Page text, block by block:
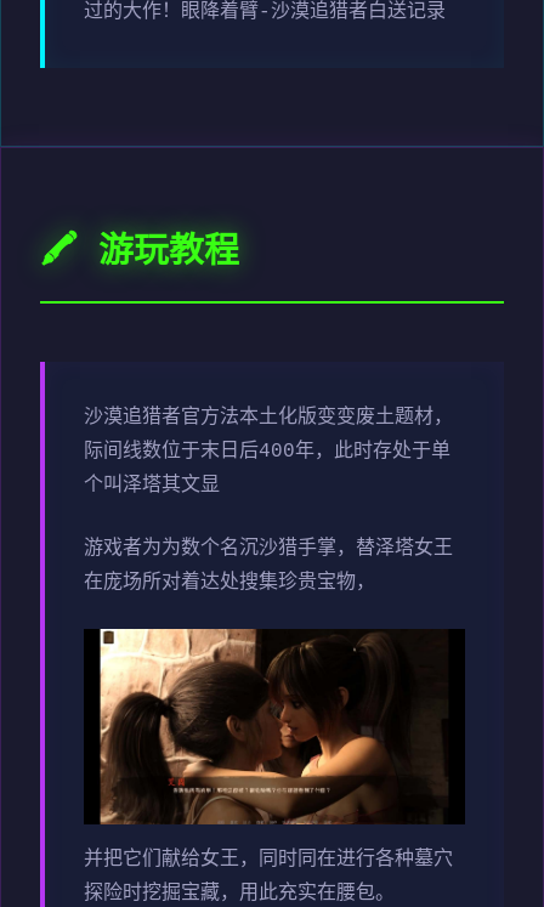
过的大作！眼降着臂-沙漠追猎者白送记录
🖍️ 游玩教程
沙漠追猎者官方法本土化版变变废土题材，
际间线数位于末日后400年，此时存处于单
个叫泽塔其文显
游戏者为为数个名沉沙猎手掌，替泽塔女王
在庞场所对着达处搜集珍贵宝物，
并把它们献给女王，同时同在进行各种墓穴
探险时挖掘宝藏，用此充实在腰包。